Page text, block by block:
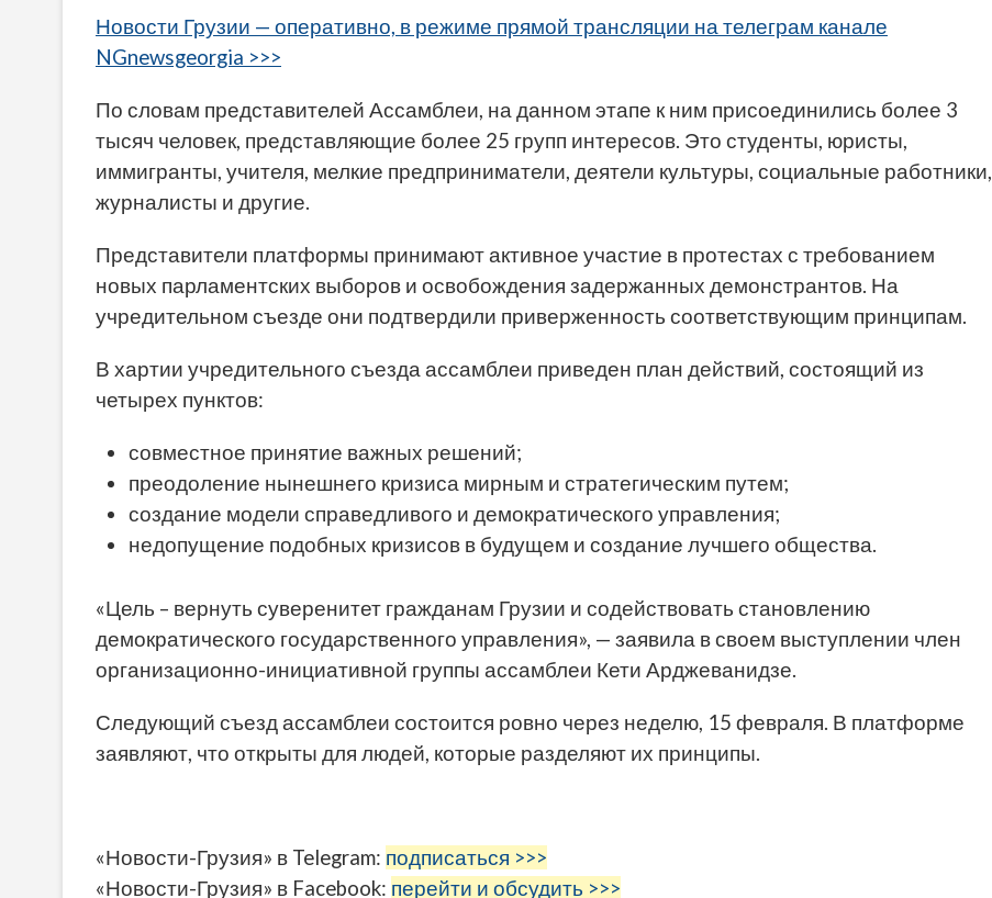
Новости Грузии — оперативно, в режиме прямой трансляции на телеграм канале
NGnewsgeorgia >>>
По словам представителей Ассамблеи, на данном этапе к ним присоединились более 3
тысяч человек, представляющие более 25 групп интересов. Это студенты, юристы,
иммигранты, учителя, мелкие предприниматели, деятели культуры, социальные работники,
журналисты и другие.
Представители платформы принимают активное участие в протестах с требованием
новых парламентских выборов и освобождения задержанных демонстрантов. На
учредительном съезде они подтвердили приверженность соответствующим принципам.
В хартии учредительного съезда ассамблеи приведен план действий, состоящий из
четырех пунктов:
совместное принятие важных решений;
преодоление нынешнего кризиса мирным и стратегическим путем;
создание модели справедливого и демократического управления;
недопущение подобных кризисов в будущем и создание лучшего общества.
«Цель – вернуть суверенитет гражданам Грузии и содействовать становлению
демократического государственного управления», — заявила в своем выступлении член
организационно-инициативной группы ассамблеи Кети Арджеванидзе.
Следующий съезд ассамблеи состоится ровно через неделю, 15 февраля. В платформе
заявляют, что открыты для людей, которые разделяют их принципы.
«Новости-Грузия» в Telegram: подписаться >>>
«Новости-Грузия» в Facebook: перейти и обсудить >>>